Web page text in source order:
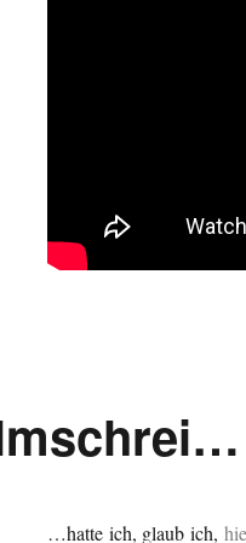
…hatte ich, glaub ich,